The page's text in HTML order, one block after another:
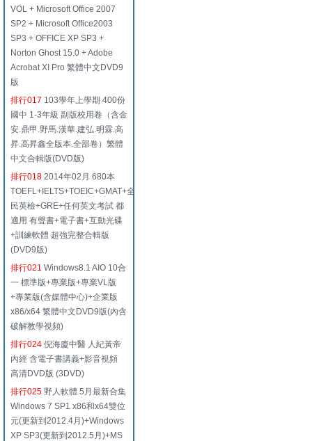
VOL + Microsoft Office 2007
SP2 + Microsoft Office2003
SP3 + OFFICE XP SP3 +
Norton Ghost 15.0 + Adobe
Acrobat XI Pro 繁體中文DVD9
版
排行017 103學年上學期 400份
國中 1-3年級 副版校用卷（含金
安.鼎甲.野馬.漢華.建弘.明霖.高
昇.高昇鑫全版本.全部卷）繁體
中文合輯版(DVD版)
排行018 2014年02月 680本
TOEFL+IELTS+TOEIC+GMAT+全
民英檢+GRE+任何英文考試 都
適用 有聲書+電子書+互動光碟
+訓練軟體 超強完整合輯版
(DVD9版)
排行021 Windows8.1 AIO 10合
一 標準版+專業版+專業VL版
+專業版(含媒體中心)+企業版
x86/x64 繁體中文DVD9版(內含
破解教學視頻)
排行024 倪海廈中醫 人紀黃帝
內經 含電子書講義+影音視頻
高清DVD版 (3DVD)
排行025 野人軟體 5月最新合集
Windows 7 SP1 x86和x64雙位
元(更新到2012.4月)+Windows
XP SP3(更新到2012.5月)+MS